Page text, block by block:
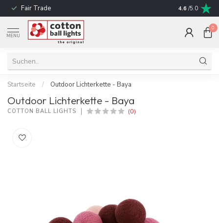
Fair Trade schnelle
4.6 /5.0
MENU
0
Startseite / Outdoor Lichterkette - Baya
Outdoor Lichterkette - Baya
COTTON BALL LIGHTS (0)